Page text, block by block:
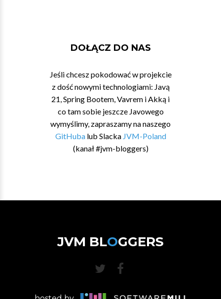
DOŁĄCZ DO NAS
Jeśli chcesz pokodować w projekcie
z dość nowymi technologiami: Javą
21, Spring Bootem, Vavrem i Akką i
co tam sobie jeszcze Javowego
wymyślimy, zapraszamy na naszego
GitHubalub Slacka JVM-Poland
(kanał #jvm-bloggers)
JVM BLOGGERS